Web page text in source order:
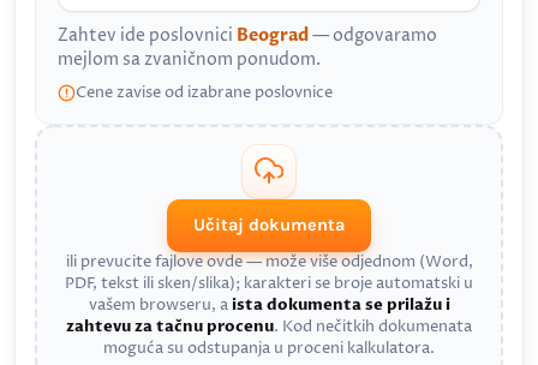
Zahtev ide poslovnici Beograd— odgovaramo
mejlom sa zvaničnom ponudom.
Cene zavise od izabrane poslovnice
Učitaj dokumenta
ili prevucite fajlove ovde — može više odjednom (Word,
PDF, tekst ili sken/slika); karakteri se broje automatski u
vašem browseru, aista dokumenta se prilažu i
zahtevu za tačnu procenu. Kod nečitkih dokumenata
moguća su odstupanja u proceni kalkulatora.